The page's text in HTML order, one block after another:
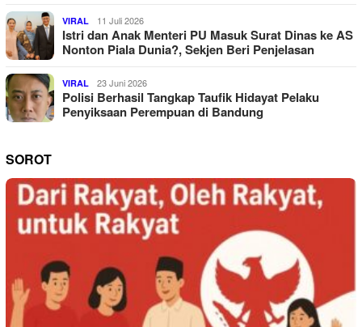
VIRAL 11 Juli 2026
Istri dan Anak Menteri PU Masuk Surat Dinas ke AS
Nonton Piala Dunia?, Sekjen Beri Penjelasan
VIRAL 23 Juni 2026
Polisi Berhasil Tangkap Taufik Hidayat Pelaku
Penyiksaan Perempuan di Bandung
SOROT